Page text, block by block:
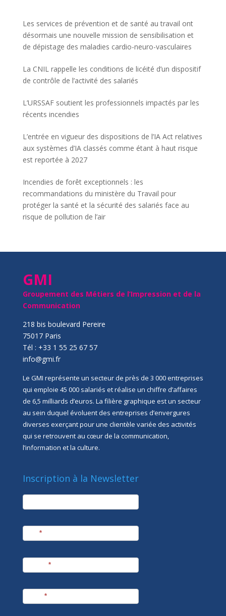
Les services de prévention et de santé au travail ont
désormais une nouvelle mission de sensibilisation et
de dépistage des maladies cardio-neuro-vasculaires
La CNIL rappelle les conditions de licéité d’un dispositif
de contrôle de l’activité des salariés
L’URSSAF soutient les professionnels impactés par les
récents incendies
L’entrée en vigueur des dispositions de l’IA Act relatives
aux systèmes d’IA classés comme étant à haut risque
est reportée à 2027
Incendies de forêt exceptionnels : les
recommandations du ministère du Travail pour
protéger la santé et la sécurité des salariés face au
risque de pollution de l’air
GMI
Groupement des Métiers de l’Impression et de la
Communication
218 bis boulevard Pereire
75017 Paris
Tél : +33 1 55 25 67 57
info@gmi.fr
Le GMI représente un secteur de près de 3 000 entreprises
qui emploie 45 000 salariés et réalise un chiffre d’affaires
de 6,5 milliards d’euros. La filière graphique est un secteur
au sein duquel évoluent des entreprises d’envergures
diverses exerçant pour une clientèle variée des activités
qui se retrouvent au cœur de la communication,
l’information et la culture.
Inscription à la Newsletter
newsletter
*
*
*